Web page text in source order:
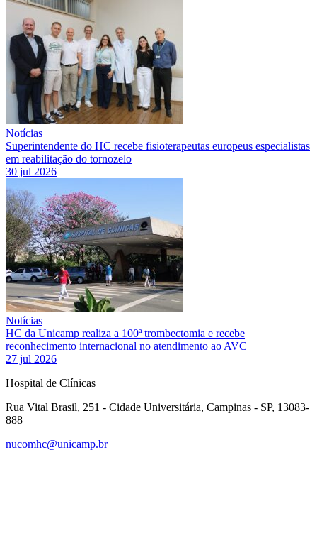
Notícias
Superintendente do HC recebe fisioterapeutas europeus especialistas
em reabilitação do tornozelo
30 jul 2026
Notícias
HC da Unicamp realiza a 100ª trombectomia e recebe
reconhecimento internacional no atendimento ao AVC
27 jul 2026
Hospital de Clínicas
Rua Vital Brasil, 251 - Cidade Universitária, Campinas - SP, 13083-
888
nucomhc@unicamp.br